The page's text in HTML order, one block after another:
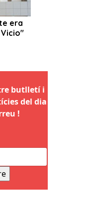
butlletí i
del dia
!